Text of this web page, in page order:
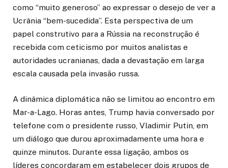
como “muito generoso” ao expressar o desejo de ver a
Ucrânia “bem-sucedida”. Esta perspectiva de um
papel construtivo para a Rússia na reconstrução é
recebida com ceticismo por muitos analistas e
autoridades ucranianas, dada a devastação em larga
escala causada pela invasão russa.
A dinâmica diplomática não se limitou ao encontro em
Mar-a-Lago. Horas antes, Trump havia conversado por
telefone com o presidente russo, Vladimir Putin, em
um diálogo que durou aproximadamente uma hora e
quinze minutos. Durante essa ligação, ambos os
líderes concordaram em estabelecer dois grupos de